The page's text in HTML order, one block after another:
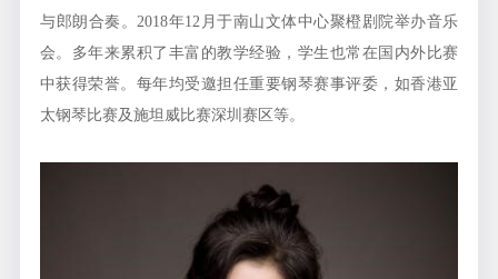
与郎朗合奏。2018年12月于南山文体中心聚橙剧院举办音乐
会。多年来累积了丰富的教学经验，学生也常在国内外比赛
中获得荣誉。每年均受邀担任重要钢琴赛事评委，如香港亚
太钢琴比赛及施坦威比赛深圳赛区等。